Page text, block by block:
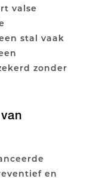
valse
stal vaak
zonder
en